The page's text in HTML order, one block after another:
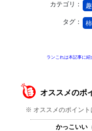
カテゴリ：
タグ：
ランこれは本記事に
オススメのポ
※ オススメのポイント
かっこいい